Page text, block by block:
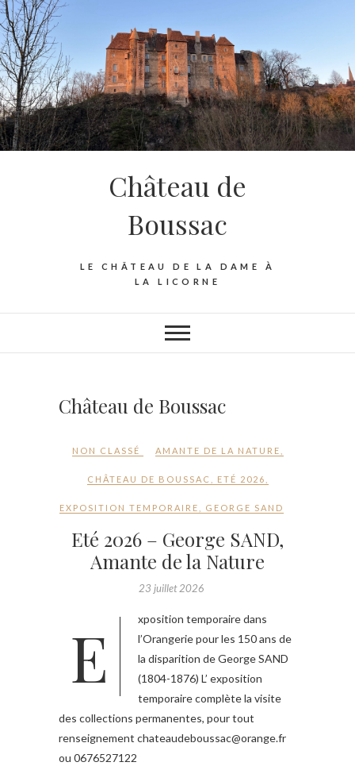
Skip
to
content
Château de
Boussac
LE CHÂTEAU DE LA DAME À
LA LICORNE
Château de Boussac
NON CLASSÉ AMANTE DE LA NATURE
CHÂTEAU DE BOUSSAC ETÉ 2026
EXPOSITION TEMPORAIRE GEORGE SAND
Eté 2026 – George SAND,
Amante de la Nature
23 juillet 2026
Exposition temporaire dans
l’Orangerie pour les 150 ans de
la disparition de George SAND
(1804-1876) L’ exposition
temporaire complète la visite
des collections permanentes, pour tout
renseignement chateaudeboussac@orange.fr
ou 0676527122